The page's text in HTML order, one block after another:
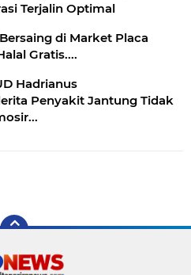
Terjalin Optimal
di Market Placa
Gratis....
Hadrianus
Penyakit Jantung Tidak